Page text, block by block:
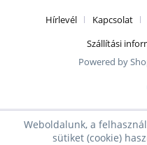
Hírlevél Kapcsolat
Szállítási
Powered by
Weboldalunk, a
sütiket (cookie)